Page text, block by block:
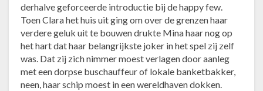
derhalve geforceerde introductie bij de happy few.
Toen Clara het huis uit ging om over de grenzen haar
verdere geluk uit te bouwen drukte Mina haar nog op
het hart dat haar belangrijkste joker in het spel zij zelf
was. Dat zij zich nimmer moest verlagen door aanleg
met een dorpse buschauffeur of lokale banketbakker,
neen, haar schip moest in een wereldhaven dokken.